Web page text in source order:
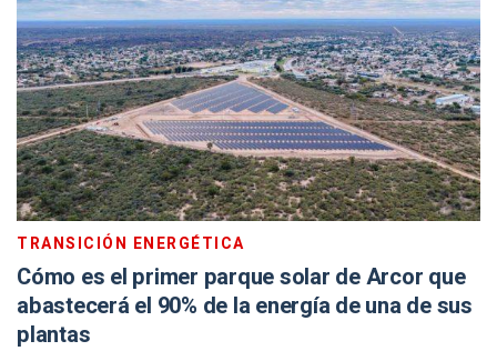
TRANSICIÓN ENERGÉTICA
Cómo es el primer parque solar de Arcor que
abastecerá el 90% de la energía de una de sus
plantas